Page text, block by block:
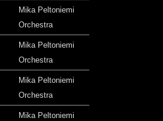
Mika Peltoniemi
Orchestra
Mika Peltoniemi
Orchestra
Mika Peltoniemi
Orchestra
Mika Peltoniemi